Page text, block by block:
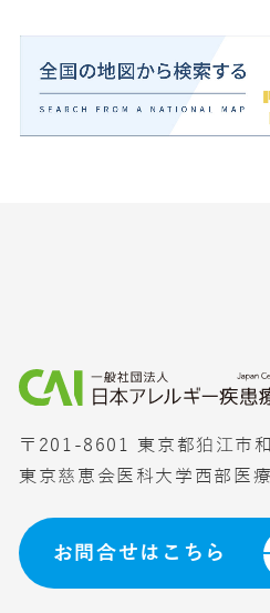
〒201-8601 東京都狛江市
東京慈恵会医科大学西部医
お問合せはこちら